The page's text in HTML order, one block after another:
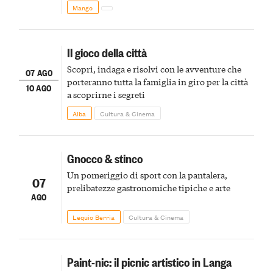
Mango
07 AGO
10 AGO
Il gioco della città
Scopri, indaga e risolvi con le avventure che
porteranno tutta la famiglia in giro per la città
a scoprirne i segreti
Alba Cultura & Cinema
07
AGO
Gnocco & stinco
Un pomeriggio di sport con la pantalera,
prelibatezze gastronomiche tipiche e arte
Lequio Berria Cultura & Cinema
Paint-nic: il picnic artistico in Langa